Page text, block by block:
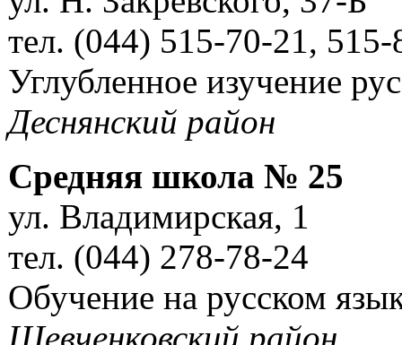
тел. (044) 515-70-21, 515-
Углубленное изучение
Деснянский район
Средняя школа № 25
ул. Владимирская, 1
тел. (044) 278-78-24
Обучение на русском
Шевченковский район